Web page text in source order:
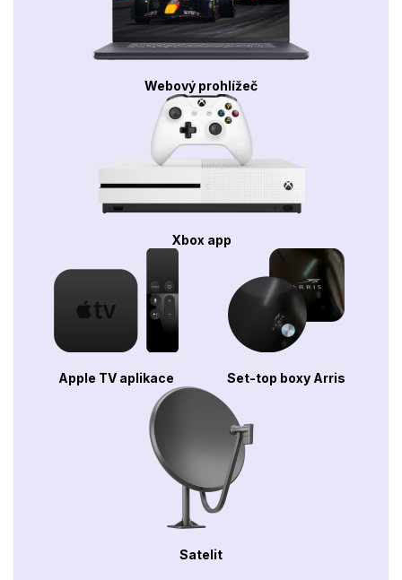
Webový prohlížeč
Xbox app
Apple TV aplikace Set-top boxy Arris
Satelit